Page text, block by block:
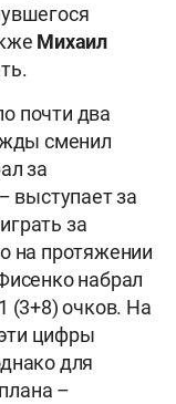
Михаил
почти два
сменил
за
выступает за
за
на протяжении
набрал
(3+8) очков. На
цифры
для
–